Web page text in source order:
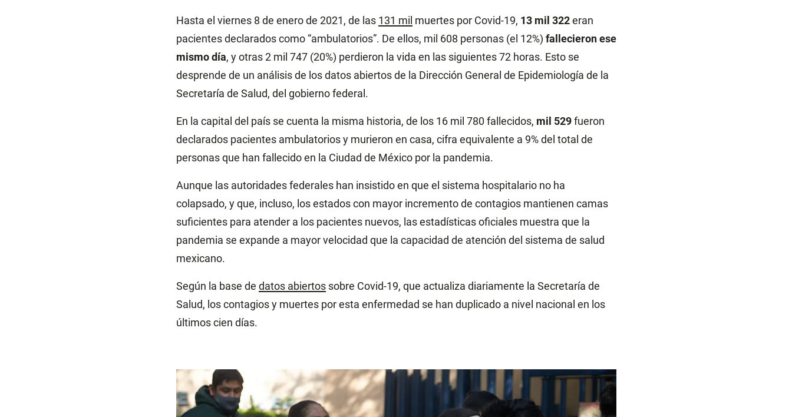
Hasta el viernes 8 de enero de 2021, de las 131 mil muertes por Covid-19, 13 mil 322eran
pacientes declarados como “ambulatorios”. De ellos, mil 608 personas (el 12%) fallecieron ese
mismo día, y otras 2 mil 747 (20%) perdieron la vida en las siguientes 72 horas. Esto se
desprende de un análisis de los datos abiertos de la Dirección General de Epidemiología de la
Secretaría de Salud, del gobierno federal.
En la capital del país se cuenta la misma historia, de los 16 mil 780 fallecidos, mil 529fueron
declarados pacientes ambulatorios y murieron en casa, cifra equivalente a 9% del total de
personas que han fallecido en la Ciudad de México por la pandemia.
Aunque las autoridades federales han insistido en que el sistema hospitalario no ha
colapsado, y que, incluso, los estados con mayor incremento de contagios mantienen camas
suficientes para atender a los pacientes nuevos, las estadísticas oficiales muestra que la
pandemia se expande a mayor velocidad que la capacidad de atención del sistema de salud
mexicano.
Según la base de datos abiertossobre Covid-19, que actualiza diariamente la Secretaría de
Salud, los contagios y muertes por esta enfermedad se han duplicado a nivel nacional en los
últimos cien días.